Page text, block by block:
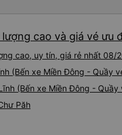
cao và giá vé ưu
cao, uy tín, giá rẻ nhất 08/
(Bến xe Miền Đông - Quầy
(Bến xe Miền Đông - Quầy
Păh